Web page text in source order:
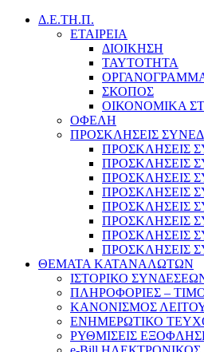
Δ.Ε.ΤΗ.Π.
ΕΤΑΙΡΕΙΑ
ΔΙΟΙΚΗΣΗ
ΤΑΥΤΟΤΗΤΑ
ΣΚΟΠΟΣ
ΟΙΚΟΝΟΜΙΚΑ
ΟΦΕΛΗ
ΠΡΟΣΚΛΗΣΕΙΣ
ΠΡΟΣΚΛΗΣΕΙΣ
ΠΡΟΣΚΛΗΣΕΙΣ
ΠΡΟΣΚΛΗΣΕΙΣ
ΠΡΟΣΚΛΗΣΕΙΣ
ΠΡΟΣΚΛΗΣΕΙΣ
ΠΡΟΣΚΛΗΣΕΙΣ
ΠΡΟΣΚΛΗΣΕΙΣ
ΠΡΟΣΚΛΗΣΕΙΣ
ΘΕΜΑΤΑ ΚΑΤΑΝΑΛΩΤΩΝ
ΙΣΤΟΡΙΚΟ
ΠΛΗΡΟΦΟΡΙΕΣ –
ΚΑΝΟΝΙΣΜΟΣ
ΕΝΗΜΕΡΩΤΙΚΟ
ΡΥΘΜΙΣΕΙΣ